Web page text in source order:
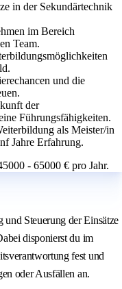
in der Sekundärtechnik
im Bereich
Team.
und die
der
Führungsfähigkeiten.
als Meister/in
Jahre Erfahrung.
- 65000 € pro Jahr.
Steuerung der Einsätze
disponierst du im
fest und
oder Ausfällen an.